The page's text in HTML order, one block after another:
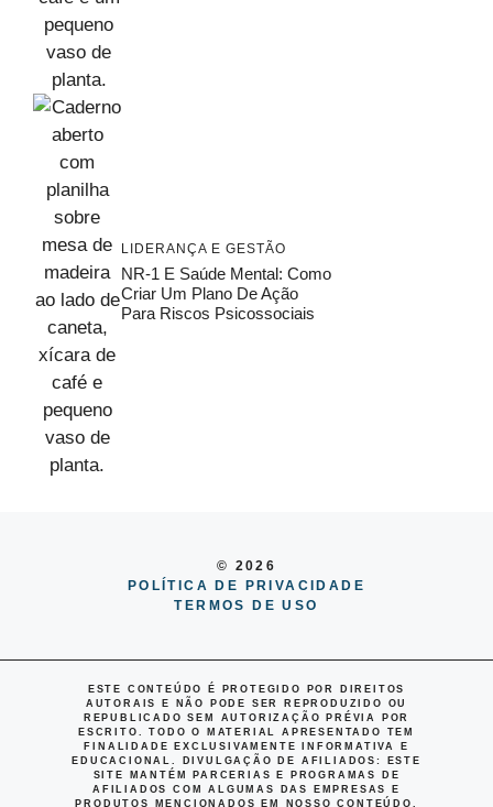
LIDERANÇA E GESTÃO
NR-1 E Saúde Mental: Como
Criar Um Plano De Ação
Para Riscos Psicossociais
© 2026
POLÍTICA DE PRIVACIDADE
TERMOS DE USO
ESTE CONTEÚDO É PROTEGIDO POR DIREITOS
AUTORAIS E NÃO PODE SER REPRODUZIDO OU
REPUBLICADO SEM AUTORIZAÇÃO PRÉVIA POR
ESCRITO. TODO O MATERIAL APRESENTADO TEM
FINALIDADE EXCLUSIVAMENTE INFORMATIVA E
EDUCACIONAL.
DIVULGAÇÃO DE AFILIADOS : ESTE
SITE MANTÉM PARCERIAS E PROGRAMAS DE
AFILIADOS COM ALGUMAS DAS EMPRESAS E
PRODUTOS MENCIONADOS EM NOSSO CONTEÚDO,